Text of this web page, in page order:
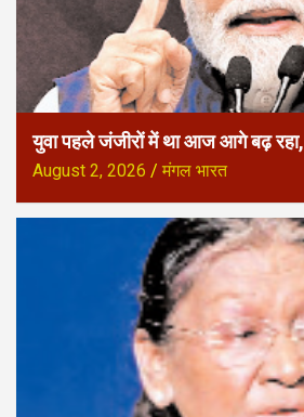
युवा पहले जंजीरों में था आज आगे बढ़ रहा,
August 2, 2026 मंगल भारत